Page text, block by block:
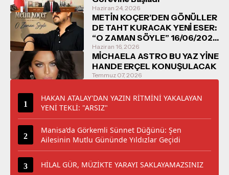
Haziran 24, 2026
METİN KOÇER’DEN GÖNÜLLER
DE TAHT KURACAK YENİ ESER:
“O ZAMAN SÖYLE” 16/06/2026
TARİHİNDE DİNLEYİCİYLE
BULUŞUYOR
Haziran 16, 2026
MİCHAELA ASTRO BU YAZ YİNE
HANDE ERÇEL KONUŞULACAK
Temmuz 07, 2026
HAKAN ATALAY'DAN YAZIN RİTMİNİ YAKALAYAN
YENİ TEKLİ: "ARSIZ"
Manisa’da Görkemli Sünnet Düğünü: Şen
Ailesinin Mutlu Gününde Yıldızlar Geçidi
HİLAL GÜR, MÜZİKTE YARAYI SAKLAYAMAZSINIZ